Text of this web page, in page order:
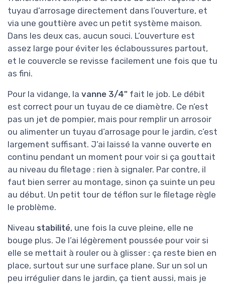
tuyau d’arrosage directement dans l’ouverture, et
via une gouttière avec un petit système maison.
Dans les deux cas, aucun souci. L’ouverture est
assez large pour éviter les éclaboussures partout,
et le couvercle se revisse facilement une fois que tu
as fini.
Pour la vidange, la vanne 3/4" fait le job. Le débit
est correct pour un tuyau de ce diamètre. Ce n’est
pas un jet de pompier, mais pour remplir un arrosoir
ou alimenter un tuyau d’arrosage pour le jardin, c’est
largement suffisant. J’ai laissé la vanne ouverte en
continu pendant un moment pour voir si ça gouttait
au niveau du filetage : rien à signaler. Par contre, il
faut bien serrer au montage, sinon ça suinte un peu
au début. Un petit tour de téflon sur le filetage règle
le problème.
Niveau stabilité, une fois la cuve pleine, elle ne
bouge plus. Je l’ai légèrement poussée pour voir si
elle se mettait à rouler ou à glisser : ça reste bien en
place, surtout sur une surface plane. Sur un sol un
peu irrégulier dans le jardin, ça tient aussi, mais je